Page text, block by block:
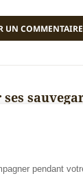
l’argent
pendant